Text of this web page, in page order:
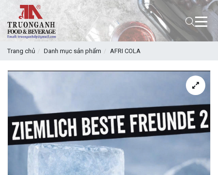
Trang chủ Danh mục sản phẩm AFRI COLA